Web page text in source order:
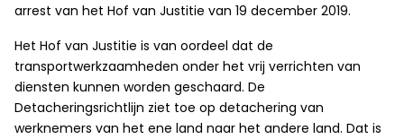
arrest van het Hof van Justitie van 19 december 2019.
Het Hof van Justitie is van oordeel dat de
transportwerkzaamheden onder het vrij verrichten van
diensten kunnen worden geschaard. De
Detacheringsrichtlijn ziet toe op detachering van
werknemers van het ene land naar het andere land. Dat is